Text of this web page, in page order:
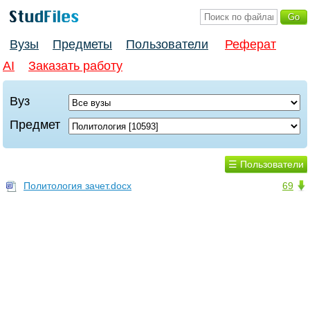
Вузы Предметы Пользователи
Реферат
AI
Заказать работу
Вуз
Предмет
☰ Пользователи
69
Политология зачет.docx